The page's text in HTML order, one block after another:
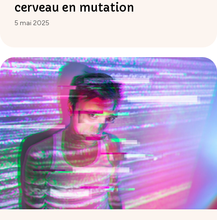
cerveau en mutation
5 mai 2025